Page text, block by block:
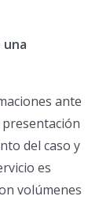
ante
del caso y
es
volúmenes